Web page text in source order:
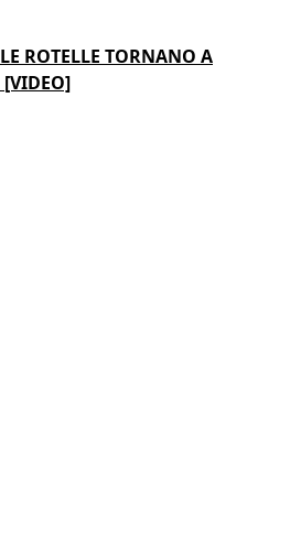
ROTELLE TORNANO A
[VIDEO]